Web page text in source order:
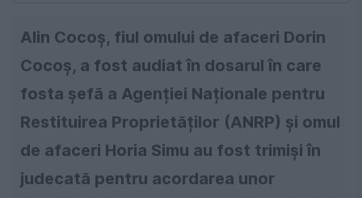
Alin Cocoș, fiul omului de afaceri Dorin
Cocoș, a fost audiat în dosarul în care
fosta șefă a Agenției Naționale pentru
Restituirea Proprietăților (ANRP) și omul
de afaceri Horia Simu au fost trimiși în
judecată pentru acordarea unor